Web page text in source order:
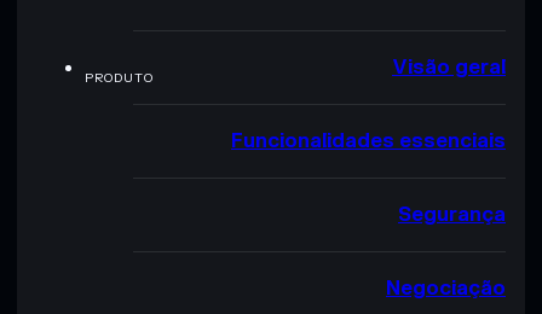
PRODUTO Visão geral
Funcionalidades essenciais
Segurança
Negociação